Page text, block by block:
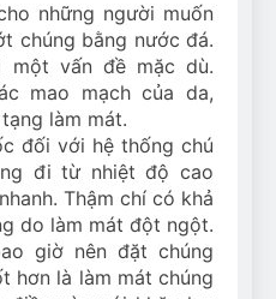
những người muốn
chúng bằng nước đá.
vấn đề mặc dù.
mao mạch của da,
làm mát.
đối với hệ thống chú
đi từ nhiệt độ cao
Thậm chí có khả
do làm mát đột ngột.
giờ nên đặt chúng
hơn là làm mát chúng